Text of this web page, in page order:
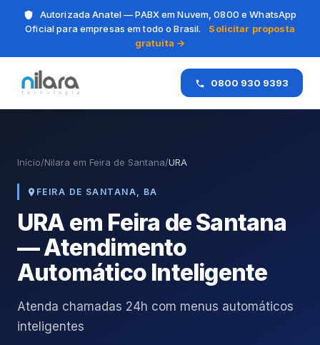
Autorizada Anatel — PABX em Nuvem, 0800 e WhatsApp
Oficial para empresas em todo o Brasil.
Solicitar proposta
gratuita →
0800 930 9393
Início/Nilara em Feira de Santana/URA
FEIRA DE SANTANA, BA
URA em Feira de Santana
— Atendimento
Automático Inteligente
Atenda chamadas 24h com menus automáticos
inteligentes